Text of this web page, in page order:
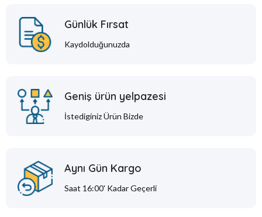
Günlük Fırsat
Kaydolduğunuzda
Geniş ürün yelpazesi
İstediginiz Ürün Bizde
Aynı Gün Kargo
Saat 16:00' Kadar Geçerli